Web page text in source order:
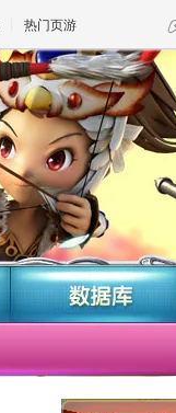
热门页游
魔兽 DNF
天堂 剑网3旗舰
王权与自由 诛仙世界